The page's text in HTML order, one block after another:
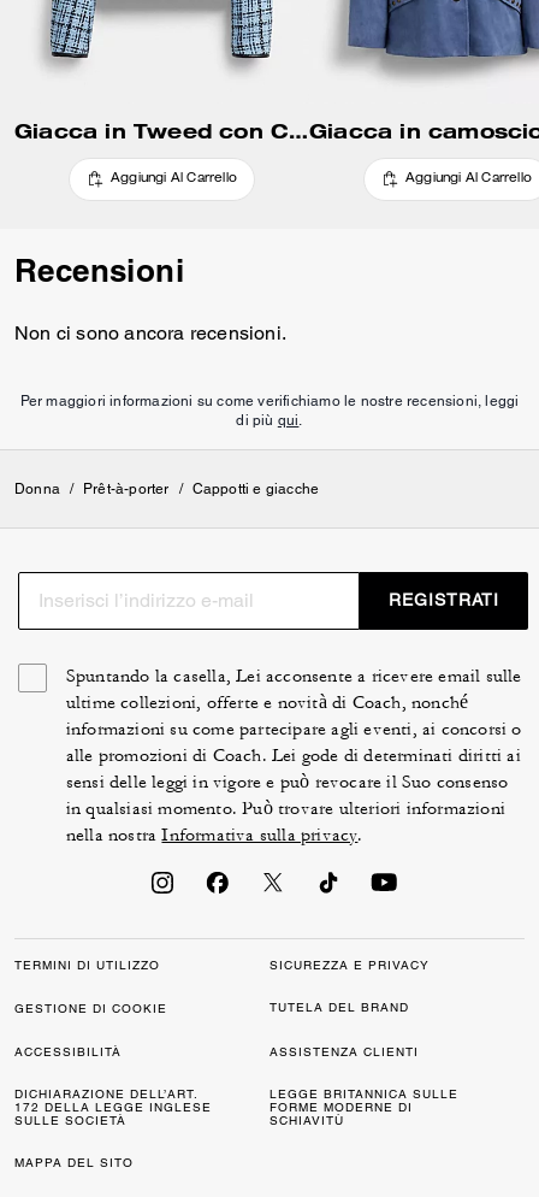
Giacca in Tweed con Chiusura Turnlock
Aggiungi Al Carrello Aggiungi Al Carrello
Recensioni
Non ci sono ancora recensioni.
Per maggiori informazioni su come verifichiamo le nostre recensioni, leggi
di più qui
Donna / Prêt-à-porter / Cappotti e giacche
REGISTRATI
Spuntando la casella, Lei acconsente a ricevere email sulle
ultime collezioni, offerte e novità di Coach, nonché
informazioni su come partecipare agli eventi, ai concorsi o
alle promozioni di Coach. Lei gode di determinati diritti ai
sensi delle leggi in vigore e può revocare il Suo consenso
in qualsiasi momento. Può trovare ulteriori informazioni
nella nostraInformativa sulla privacy.
TERMINI DI UTILIZZO SICUREZZA E PRIVACY
GESTIONE DI COOKIE TUTELA DEL BRAND
ACCESSIBILITÀ ASSISTENZA CLIENTI
DICHIARAZIONE DELL’ART.
172 DELLA LEGGE INGLESE
SULLE SOCIETÀ
LEGGE BRITANNICA SULLE
FORME MODERNE DI
SCHIAVITÙ
MAPPA DEL SITO